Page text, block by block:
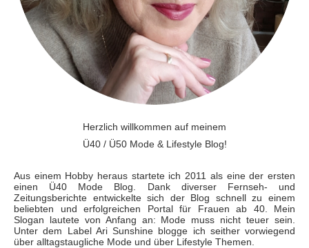
Herzlich willkommen auf meinem
Ü40 / Ü50 Mode & Lifestyle Blog!
Aus einem Hobby heraus startete ich 2011 als eine der ersten
einen Ü40 Mode Blog. Dank diverser Fernseh- und
Zeitungsberichte entwickelte sich der Blog schnell zu einem
beliebten und erfolgreichen Portal für Frauen ab 40. Mein
Slogan lautete von Anfang an: Mode muss nicht teuer sein.
Unter dem Label Ari Sunshine blogge ich seither vorwiegend
über alltagstaugliche Mode und über Lifestyle Themen.